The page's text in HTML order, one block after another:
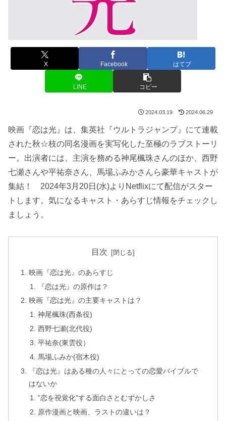
X Facebook はてブ
LINE コピー
2024.03.19 2024.06.29
映画『恋は光』は、集英社『ウルトラジャンプ』にて連載
された秋☆枝の同名漫画を実写化した至極のラブストーリ
ー。出演者には、主演を務める神尾楓珠さんのほか、西野
七瀬さんや平祐奈さん、馬場ふみかさんら豪華キャストが
集結！ 2024年3月20日(水)よりNetflixにて配信がスター
トします。気になるキャスト・あらすじ情報をチェックし
ましょう。
目次
映画『恋は光』のあらすじ
『恋は光』の原作は？
映画『恋は光』の主要キャストは？
神尾楓珠(西条役)
西野七瀬(北代役)
平祐奈(東雲役）
馬場ふみか(宿木役)
『恋は光』はある種の人々にとっての恋愛バイブルで
はないか
”恋を視覚化”する面白さとむずかしさ
原作漫画と映画、ラストの違いは？